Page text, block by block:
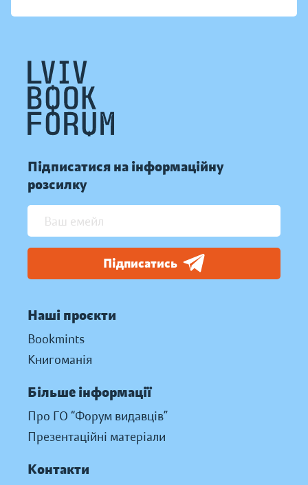
Підписатися на інформаційну
розсилку
Підписатись
Наші проєкти
Bookmints
Книгоманія
Більше інформації
Про ГО “Форум видавців”
Презентаційні матеріали
Контакти